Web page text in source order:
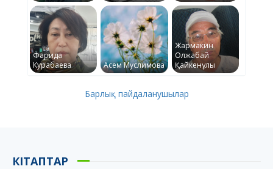
Фарида
Курабаева
Асем Муслимова
Жармакин
Олжабай
Қайкенұлы
Барлық пайдаланушылар
КІТАПТАР